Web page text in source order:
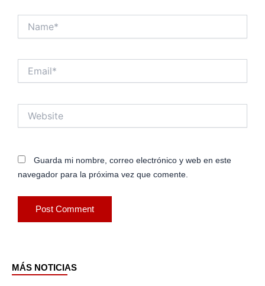
Guarda mi nombre, correo electrónico y web en este
navegador para la próxima vez que comente.
MÁS NOTICIAS